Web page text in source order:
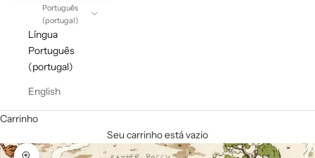
Português
(portugal)
Língua
Português
(portugal)
English
Carrinho
Seu carrinho está vazio